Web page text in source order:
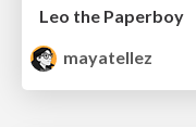
Leo the Paperboy
mayatellez